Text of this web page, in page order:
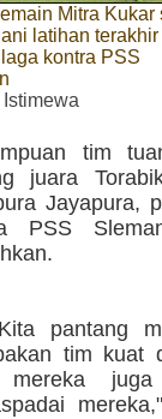
Mitra Kukar
latihan terakhir
kontra PSS
Istimewa
tim
juara
Jayapura,
PSS
pantang
tim kuat
mereka